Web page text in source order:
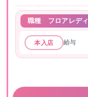
職種 フロアレディ
本入店 給与